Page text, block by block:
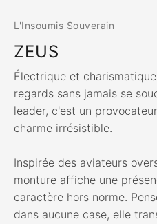
L'Insoumis Souverain
ZEUS
Électrique et
regards sans jamais se
leader, c'est un
charme irrésistible.
Inspirée des aviateurs
monture affiche une
caractère hors norme.
dans aucune case, elle